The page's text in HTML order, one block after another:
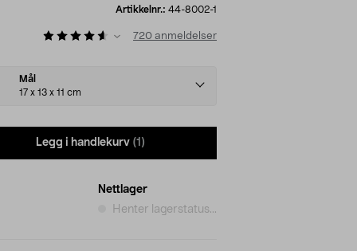
Artikkelnr.: 44-8002-1
720 anmeldelser
Mål
17 x 13 x 11 cm
Legg i handlekurv (1)
Nettlager
Henter lagerstatus...